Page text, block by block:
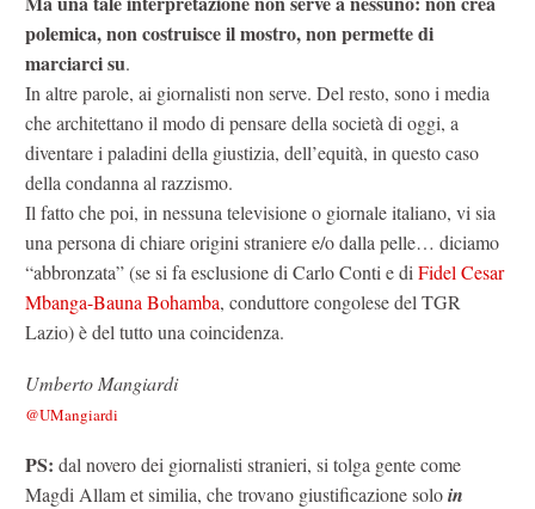
polemica, non costruisce il mostro, non permette di
marciarci su.
In altre parole, ai giornalisti non serve. Del resto, sono i media
che architettano il modo di pensare della società di oggi, a
diventare i paladini della giustizia, dell’equità, in questo caso
della condanna al razzismo.
Il fatto che poi, in nessuna televisione o giornale italiano, vi sia
una persona di chiare origini straniere e/o dalla pelle… diciamo
“abbronzata” (se si fa esclusione di Carlo Conti e diFidel Cesar
Mbanga-Bauna Bohamba, conduttore congolese del TGR
Lazio) è del tutto una coincidenza.
Umberto Mangiardi
@UMangiardi
PS: dal novero dei giornalisti stranieri, si tolga gente come
Magdi Allam et similia, che trovano giustificazione soloin